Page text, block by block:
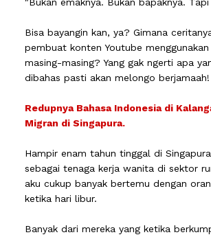
Bisa bayangin kan, ya? Gimana
pembuat konten Youtube
masing-masing? Yang gak ngerti apa
dibahas pasti akan melongo berjamaah!
Redupnya Bahasa Indonesia di
Migran di Singapura.
Hampir enam tahun tinggal di
sebagai tenaga kerja wanita di sektor
aku cukup banyak bertemu dengan
ketika hari libur.
Banyak dari mereka yang ketika